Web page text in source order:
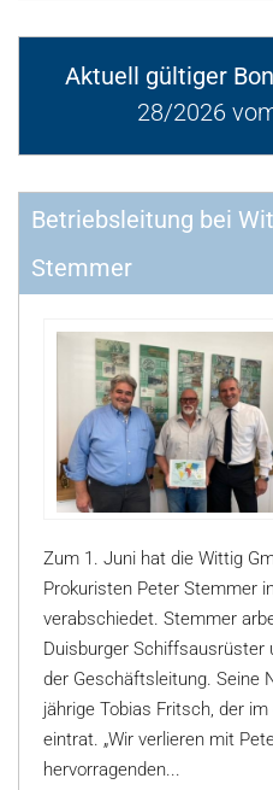
Aktuell gültiger
28/2026
Betriebsleitung bei
Stemmer
Zum 1. Juni hat die Wittig
Prokuristen Peter Stemmer
verabschiedet. Stemmer
Duisburger Schiffsausrüster
der Geschäftsleitung. Seine
jährige Tobias Fritsch, der
eintrat. „Wir verlieren mit
hervorragenden...